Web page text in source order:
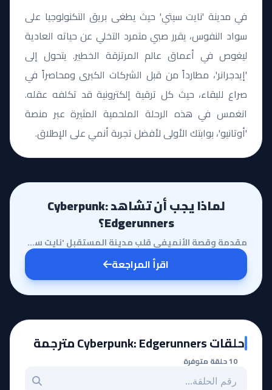
في مدينة 'نايت سيتي' حيث يطغى بريق التكنولوجيا على
سواد النفوس، يقرر صبي متمرد التخلي عن حياته العادية
ليغوص في أعماق عالم المرتزقة الخطير. يتحول إلى
'إيدجرانر'، مطارداً من قبل الشركات الكبرى ومحاصراً في
صراع للبقاء، حيث كل ترقية إلكترونية قد تكلفه عقله.
انغمس في هذه الرحلة الملحمية المثيرة عبر منصة
'أوتانيو'، بوابتك الأولى لأفضل تجربة أنمي على الإطلاق.
لماذا يجب أن تشاهد Cyberpunk:
Edgerunners؟
مقدمة وقصة الأنميفي قلب مدينة المستقبل 'نايت سيتي'، حيث تُباع الأحلام وتُشترى الأجساد، يأخذنا أنمي C...
اقرأ المراجعة
حلقات Cyberpunk: Edgerunners مترجمة
10 حلقة متوفرة
بحث عن حلقة بالرقم